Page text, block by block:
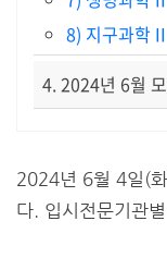
8) 지구과학 II
4. 2024년 6월
2024년 6월 4일(
다. 입시전문기관